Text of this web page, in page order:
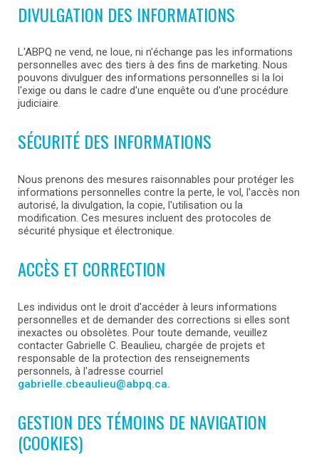
DIVULGATION DES INFORMATIONS
L'ABPQ ne vend, ne loue, ni n'échange pas les informations
personnelles avec des tiers à des fins de marketing. Nous
pouvons divulguer des informations personnelles si la loi
l'exige ou dans le cadre d'une enquête ou d'une procédure
judiciaire.
SÉCURITÉ DES INFORMATIONS
Nous prenons des mesures raisonnables pour protéger les
informations personnelles contre la perte, le vol, l'accès non
autorisé, la divulgation, la copie, l'utilisation ou la
modification. Ces mesures incluent des protocoles de
sécurité physique et électronique.
ACCÈS ET CORRECTION
Les individus ont le droit d'accéder à leurs informations
personnelles et de demander des corrections si elles sont
inexactes ou obsolètes. Pour toute demande, veuillez
contacter Gabrielle C. Beaulieu, chargée de projets et
responsable de la protection des renseignements
personnels, à l'adresse courriel
gabrielle.cbeaulieu@abpq.ca.
GESTION DES TÉMOINS DE NAVIGATION
(COOKIES)